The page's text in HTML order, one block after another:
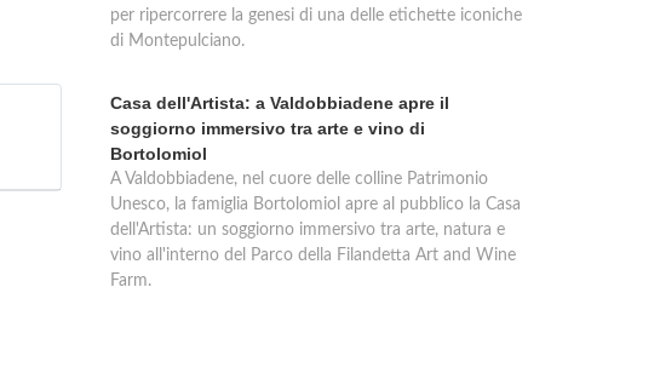
per ripercorrere la genesi di una delle etichette iconiche
di Montepulciano.
Casa dell'Artista: a Valdobbiadene apre il
soggiorno immersivo tra arte e vino di
Bortolomiol
A Valdobbiadene, nel cuore delle colline Patrimonio
Unesco, la famiglia Bortolomiol apre al pubblico la Casa
dell'Artista: un soggiorno immersivo tra arte, natura e
vino all'interno del Parco della Filandetta Art and Wine
Farm.